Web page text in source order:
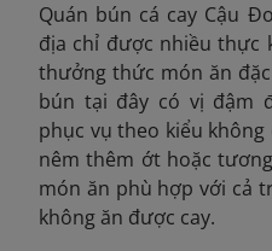
Quán bún cá cay Cậu
địa chỉ được nhiều thực
thưởng thức món ăn
bún tại đây có vị đậm
phục vụ theo kiểu
nêm thêm ớt hoặc
món ăn phù hợp với cả
không ăn được cay.